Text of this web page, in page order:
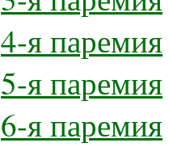
4-я паремия
5-я паремия
6-я паремия